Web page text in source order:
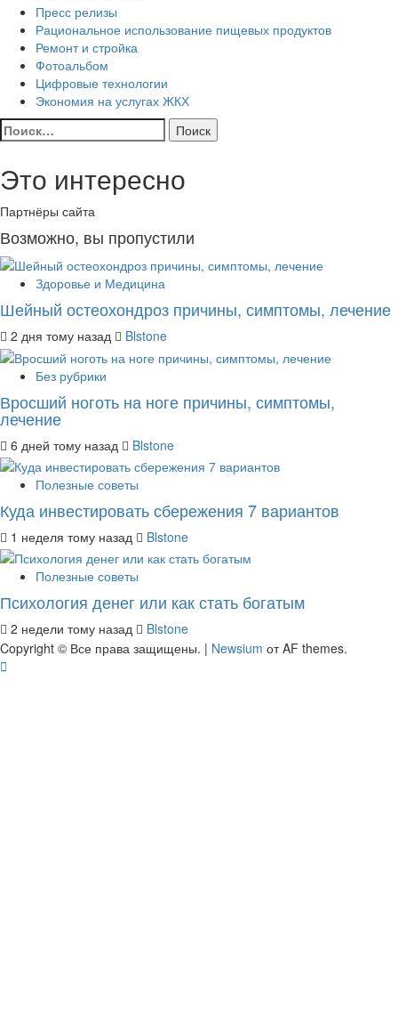
Пресс релизы
Рациональное использование пищевых продуктов
Ремонт и стройка
Фотоальбом
Цифровые технологии
Экономия на услугах ЖКХ
Найти:
Это интересно
Партнёры сайта
Возможно, вы пропустили
Здоровье и Медицина
Шейный остеохондроз причины, симптомы, лечение
2 дня тому назад Blstone
Без рубрики
Вросший ноготь на ноге причины, симптомы,
лечение
6 дней тому назад Blstone
Полезные советы
Куда инвестировать сбережения 7 вариантов
1 неделя тому назад Blstone
Полезные советы
Психология денег или как стать богатым
2 недели тому назад
Blstone
Copyright © Все права защищены. | Newsium от AF themes.